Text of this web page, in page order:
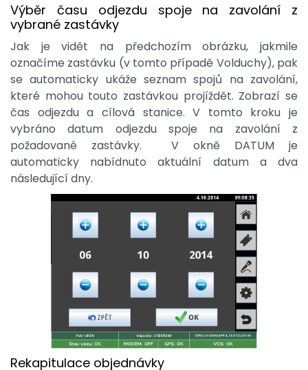
Výběr času odjezdu spoje na zavolání z
vybrané zastávky
Jak je vidět na předchozím obrázku, jakmile
označíme zastávku (v tomto případě Volduchy), pak
se automaticky ukáže seznam spojů na zavolání,
které mohou touto zastávkou projíždět. Zobrazí se
čas odjezdu a cílová stanice. V tomto kroku je
vybráno datum odjezdu spoje na zavolání z
požadované zastávky. V okně DATUM je
automaticky nabídnuto aktuální datum a dva
následující dny.
Rekapitulace objednávky